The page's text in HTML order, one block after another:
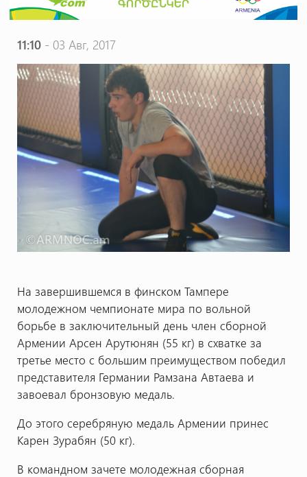
11:10- 03 Авг, 2017
На завершившемся в финском Тампере
молодежном чемпионате мира по вольной
борьбе в заключительный день член сборной
Армении Арсен Арутюнян (55 кг) в схватке за
третье место с большим преимуществом победил
представителя Германии Рамзана Автаева и
завоевал бронзовую медаль.
До этого серебряную медаль Армении принес
Карен Зурабян (50 кг).
В командном зачете молодежная сборная